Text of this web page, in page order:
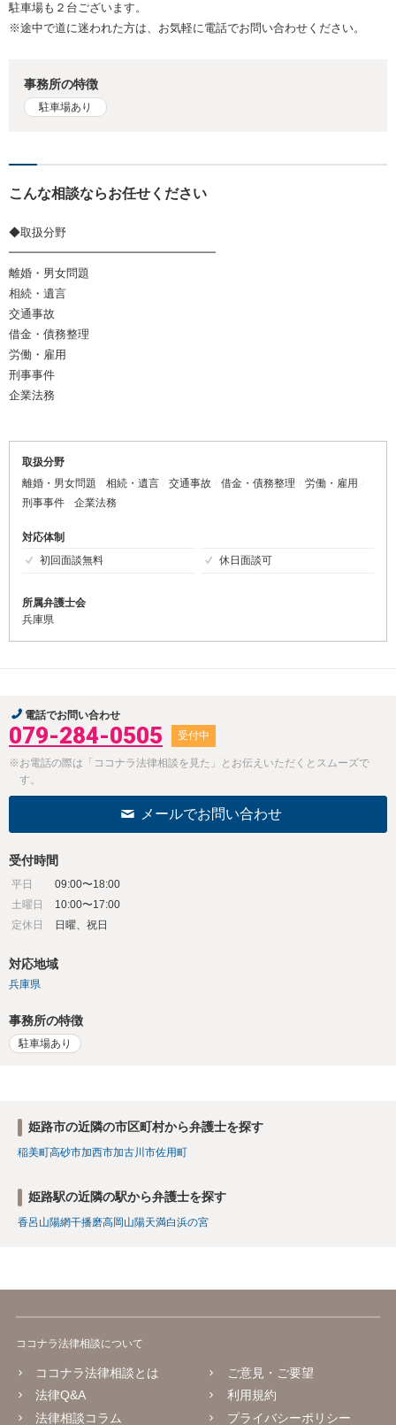
駐車場も２台ございます。
※途中で道に迷われた方は、お気軽に電話でお問い合わせください。
事務所の特徴
駐車場あり
こんな相談ならお任せください
◆取扱分野
━━━━━━━━━━━━━━━━━━
離婚・男女問題
相続・遺言
交通事故
借金・債務整理
労働・雇用
刑事事件
企業法務
取扱分野
離婚・男女問題
相続・遺言 交通事故 借金・債務整理
労働・雇用
刑事事件
企業法務
対応体制
初回面談無料
休日面談可
所属弁護士会
兵庫県
電話でお問い合わせ
079-284-0505 受付中
※お電話の際は「ココナラ法律相談を見た」とお伝えいただくとスムーズで
す。
メールでお問い合わせ
受付時間
平日
09:00〜18:00
土曜日
10:00〜17:00
定休日
日曜、祝日
対応地域
兵庫県
事務所の特徴
駐車場あり
姫路市の近隣の市区町村から弁護士を探す
稲美町高砂市加西市加古川市佐用町
姫路駅の近隣の駅から弁護士を探す
香呂山陽網干播磨高岡 山陽天満白浜の宮
ココナラ法律相談について
ココナラ法律相談とは
法律Q&A
法律相談コラム
ご意見・ご要望
利用規約
プライバシーポリシー